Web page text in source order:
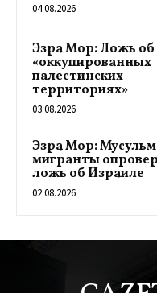
04.08.2026
Эзра Мор: Ложь об
«оккупированных
палестинских
территориях»
03.08.2026
Эзра Мор:
мигранты
ложь об Израиле
02.08.2026